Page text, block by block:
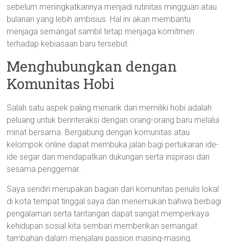
sebelum meningkatkannya menjadi rutinitas mingguan atau
bulanan yang lebih ambisius. Hal ini akan membantu
menjaga semangat sambil tetap menjaga komitmen
terhadap kebiasaan baru tersebut.
Menghubungkan dengan
Komunitas Hobi
Salah satu aspek paling menarik dari memiliki hobi adalah
peluang untuk berinteraksi dengan orang-orang baru melalui
minat bersama. Bergabung dengan komunitas atau
kelompok online dapat membuka jalan bagi pertukaran ide-
ide segar dan mendapatkan dukungan serta inspirasi dari
sesama penggemar.
Saya sendiri merupakan bagian dari komunitas penulis lokal
di kota tempat tinggal saya dan menemukan bahwa berbagi
pengalaman serta tantangan dapat sangat memperkaya
kehidupan sosial kita sembari memberikan semangat
tambahan dalam menjalani passion masing-masing.